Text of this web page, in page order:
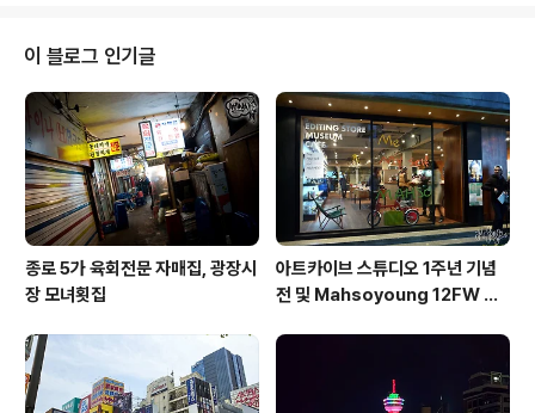
이 블로그 인기글
종로 5가 육회전문 자매집, 광장시
장 모녀횟집
아트카이브 스튜디오 1주년 기념
전 및 Mahsoyoung 12FW 프